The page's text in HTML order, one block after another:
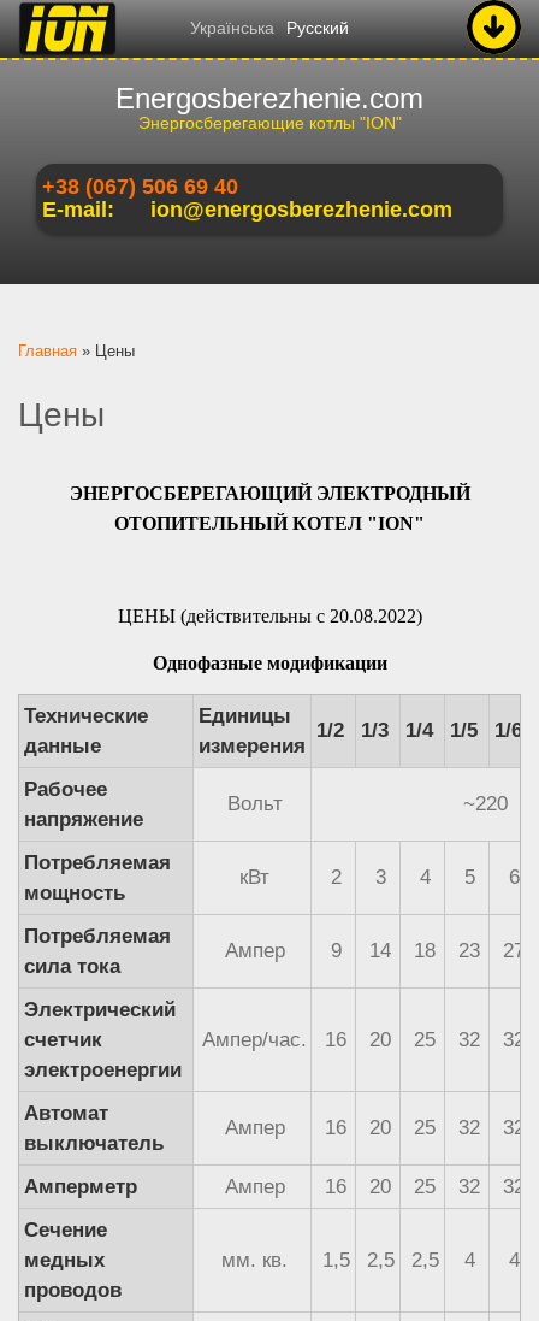
Українська Русский
Energosberezhenie.com
Энергосберегающие котлы "ION"
+38 (067) 506 69 40
E-mail:
ion@energosberezhenie.com
Вы здесь
Главная » Цены
Цены
ЭНЕРГОСБЕРЕГАЮЩИЙ ЭЛЕКТРОДНЫЙ
ОТОПИТЕЛЬНЫЙ КОТЕЛ "ION"
ЦЕНЫ (действительны с 20.08.2022)
Однофазные модификации
Технические
данные
Единицы
измерения
1/2 1/3 1/4 1/5 1/6
Рабочее
напряжение
Вольт ~220
Потребляемая
мощность
кВт 2 3 4 5 6
Потребляемая
сила тока
Ампер 9 14 18 23 27
Электрический
счетчик
электроенергии
Ампер/час. 16 20 25 32 32
Автомат
выключатель
Ампер 16 20 25 32 32
Амперметр Ампер 16 20 25 32
32
Сечение
медных
проводов
мм. кв. 1,5 2,5 2,5 4 4